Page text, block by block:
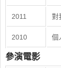
2011 對
2010 個
參演電影